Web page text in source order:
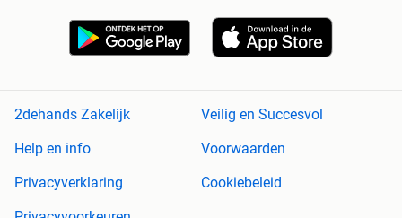
2dehands Zakelijk
Veilig en Succesvol
Help en info
Voorwaarden
Privacyverklaring
Cookiebeleid